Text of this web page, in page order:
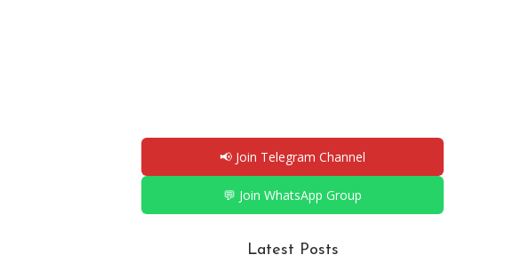
📢 Join Telegram Channel
💬 Join WhatsApp Group
Latest Posts